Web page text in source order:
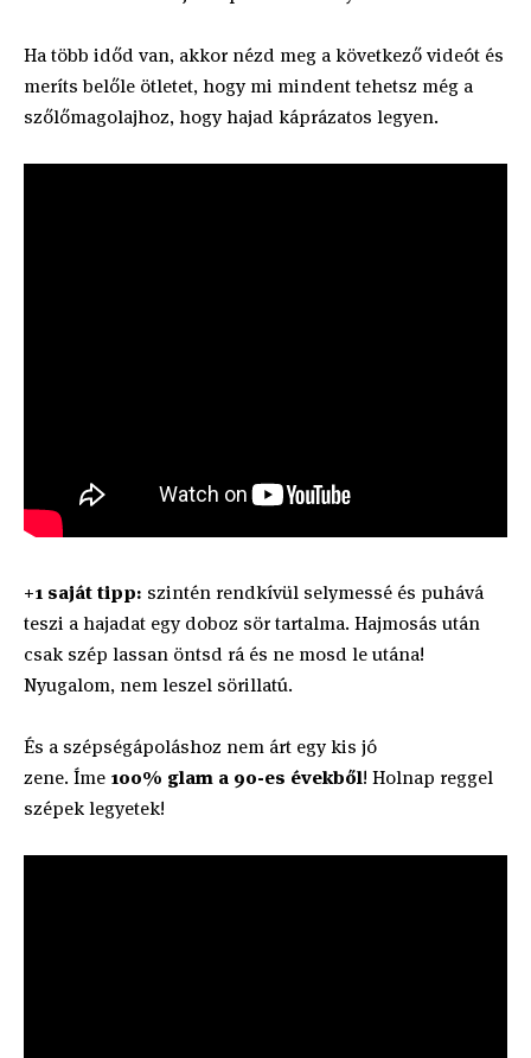
Ha több időd van, akkor nézd meg a következő videót és
meríts belőle ötletet, hogy mi mindent tehetsz még a
szőlőmagolajhoz, hogy hajad káprázatos legyen.
+1 saját tipp: szintén rendkívül selymessé és puhává
teszi a hajadat egy doboz sör tartalma. Hajmosás után
csak szép lassan öntsd rá és ne mosd le utána!
Nyugalom, nem leszel sörillatú.
És a szépségápoláshoz nem árt egy kis jó
zene. Íme 100% glam a 90-es évekből! Holnap reggel
szépek legyetek!